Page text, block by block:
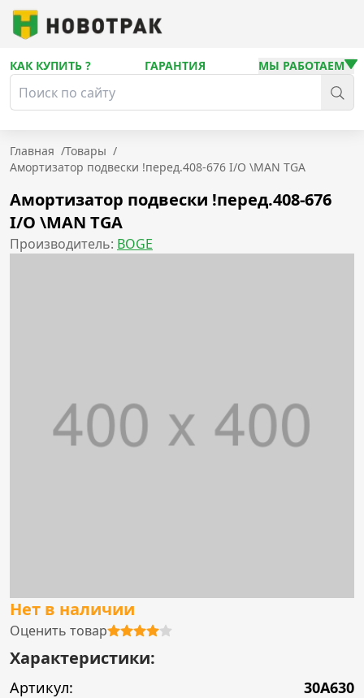
КАК КУПИТЬ ? ГАРАНТИЯ МЫ РАБОТАЕМ
Главная /Товары /
Амортизатор подвески !перед.408-676 I/O \MAN TGA
Амортизатор подвески !перед.408-676
I/O \MAN TGA
Производитель: BOGE
Нет в наличии
Оценить товар
Характеристики:
Артикул:
30A630